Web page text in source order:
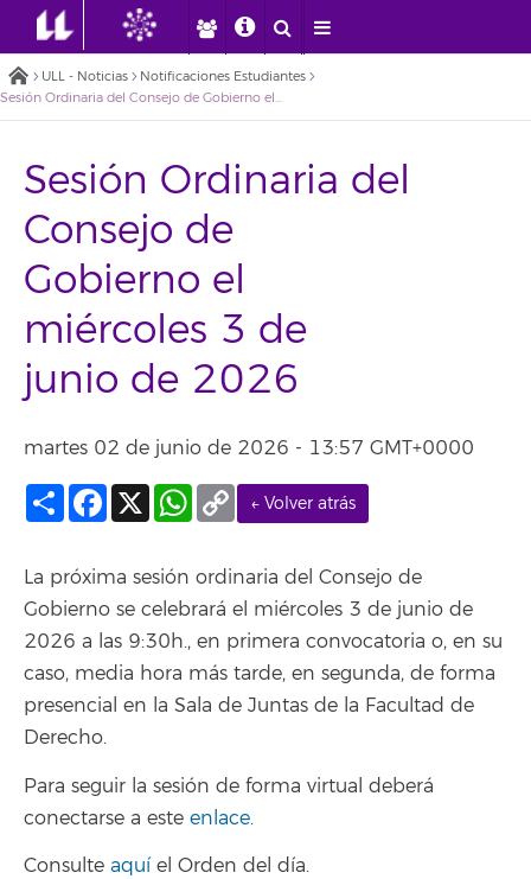
ULL - Noticias
Notificaciones Estudiantes
Sesión Ordinaria del Consejo de Gobierno el miércoles 3 de junio de 2026
Sesión Ordinaria del
Consejo de
Gobierno el
miércoles 3 de
junio de 2026
martes 02 de junio de 2026 - 13:57 GMT+0000
← Volver atrás
Compartir
Facebook
X WhatsApp
Copy
Link
La próxima sesión ordinaria del Consejo de
Gobierno se celebrará el miércoles 3 de junio de
2026 a las 9:30h., en primera convocatoria o, en su
caso, media hora más tarde, en segunda, de forma
presencial en la Sala de Juntas de la Facultad de
Derecho.
Para seguir la sesión de forma virtual deberá
conectarse a este enlace.
Consulte aquí el Orden del día.